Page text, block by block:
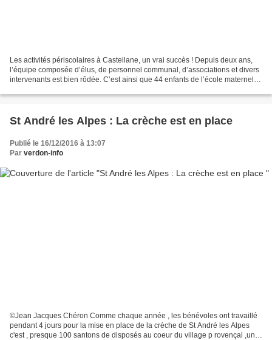
Les activités périscolaires à Castellane, un vrai succès ! Depuis deux ans,
l’équipe composée d’élus, de personnel communal, d’associations et divers
intervenants est bien rôdée. C’est ainsi que 44 enfants de l’école maternelle
St André les Alpes : La crèche est en place
Publié le 16/12/2016 à 13:07
Par verdon-info
©Jean Jacques Chéron Comme chaque année , les bénévoles ont travaillé
pendant 4 jours pour la mise en place de la crèche de St André les Alpes
c'est , presque 100 santons de disposés au coeur du village p rovençal ,un